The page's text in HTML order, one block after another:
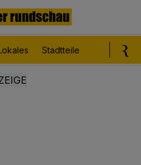
Stadtteile